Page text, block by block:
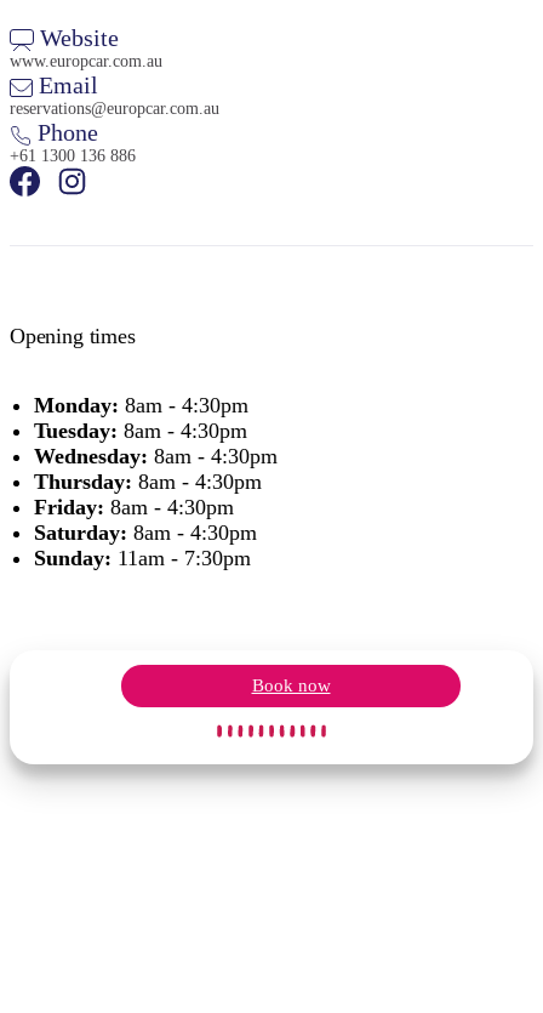
Website
www.europcar.com.au
Email
reservations@europcar.com.au
Phone
+61 1300 136 886
Opening times
Monday: 8am - 4:30pm
Tuesday: 8am - 4:30pm
Wednesday: 8am - 4:30pm
Thursday: 8am - 4:30pm
Friday: 8am - 4:30pm
Saturday: 8am - 4:30pm
Sunday: 11am - 7:30pm
Book now